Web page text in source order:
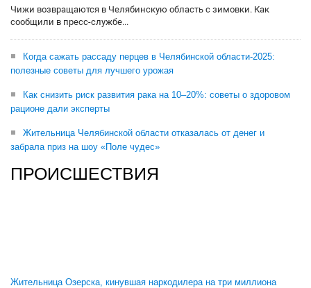
Чижи возвращаются в Челябинскую область с зимовки. Как
сообщили в пресс-службе...
Когда сажать рассаду перцев в Челябинской области-2025:
полезные советы для лучшего урожая
Как снизить риск развития рака на 10–20%: советы о здоровом
рационе дали эксперты
Жительница Челябинской области отказалась от денег и
забрала приз на шоу «Поле чудес»
ПРОИСШЕСТВИЯ
Жительница Озерска, кинувшая наркодилера на три миллиона